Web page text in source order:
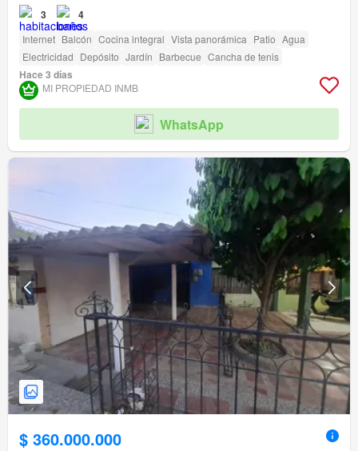
3 4
Internet Balcón Cocina integral Vista panorámica Patio Agua
Electricidad Depósito Jardín Barbecue Cancha de tenis
Hace 3 días
MI PROPIEDAD INMB
WhatsApp
$ 360.000.000